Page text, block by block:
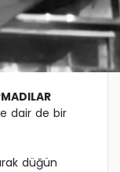
dair de bir
düğün